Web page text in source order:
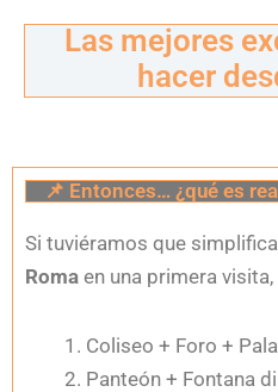
Las mejores
hacer
📌 Entonces… ¿qué es
Si tuviéramos que
Roma en una primera
Coliseo + Foro +
Panteón + Fontana